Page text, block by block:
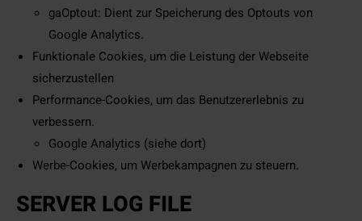
gaOptout: Dient zur Speicherung des Optouts von
Google Analytics.
Funktionale Cookies, um die Leistung der Webseite
sicherzustellen
Performance-Cookies, um das Benutzererlebnis zu
verbessern.
Google Analytics (siehe dort)
Werbe-Cookies, um Werbekampagnen zu steuern.
SERVER LOG FILE